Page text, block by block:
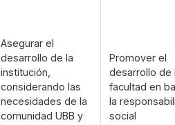
Asegurar el
desarrollo de la
institución,
considerando las
necesidades de la
comunidad UBB y
Promover el
desarrollo de
facultad en
la
social